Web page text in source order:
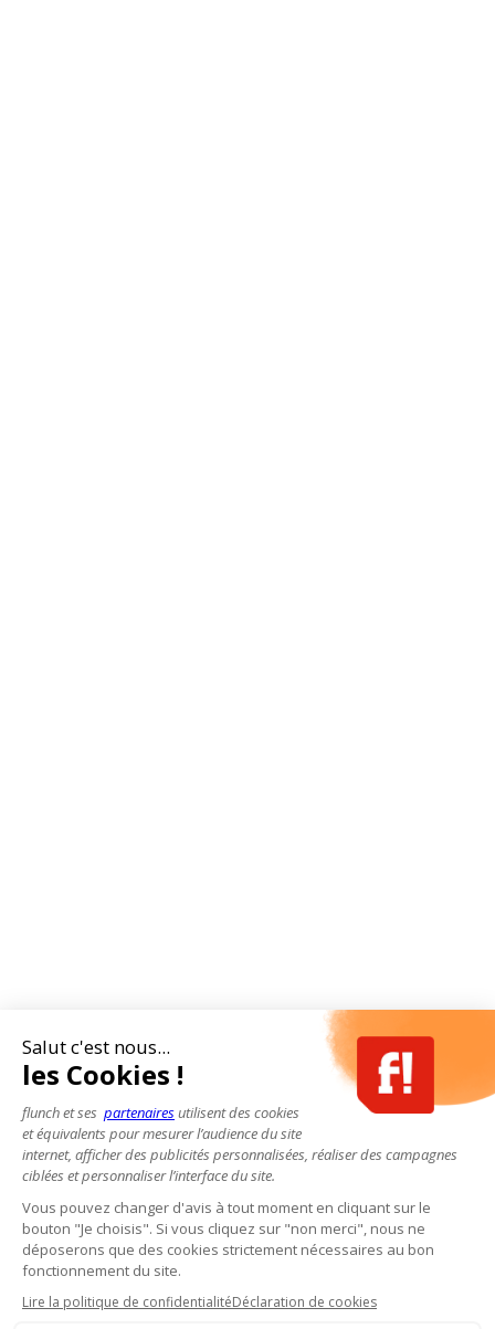
Salut c'est nous...
les Cookies !
flunch et ses partenairesutilisent des cookies
et équivalents pour mesurer l’audience du site
internet, afficher des publicités personnalisées, réaliser des campagnes
ciblées et personnaliser l’interface du site.
Vous pouvez changer d'avis à tout moment en cliquant sur le
bouton "Je choisis". Si vous cliquez sur "non merci", nous ne
déposerons que des cookies strictement nécessaires au bon
fonctionnement du site.
Lire la politique de confidentialitéDéclaration de cookies